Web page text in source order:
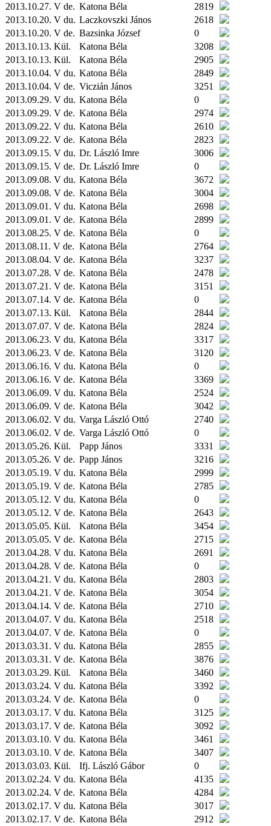
2013.10.27. V de. Katona Béla
2819
2013.10.20. V du. Laczkovszki János
2618
2013.10.20. V de. Bazsinka József
0
2013.10.13. Kül. Katona Béla
3208
2013.10.13. Kül. Katona Béla
2905
2013.10.04. V du. Katona Béla
2849
2013.10.04. V de. Viczián János
3251
2013.09.29. V du. Katona Béla
0
2013.09.29. V de. Katona Béla
2974
2013.09.22. V du. Katona Béla
2610
2013.09.22. V de. Katona Béla
2823
2013.09.15. V du. Dr. László Imre
3006
2013.09.15. V de. Dr. László Imre
0
2013.09.08. V du. Katona Béla
3672
2013.09.08. V de. Katona Béla
3004
2013.09.01. V du. Katona Béla
2698
2013.09.01. V de. Katona Béla
2899
2013.08.25. V de. Katona Béla
0
2013.08.11. V de. Katona Béla
2764
2013.08.04. V de. Katona Béla
3237
2013.07.28. V de. Katona Béla
2478
2013.07.21. V de. Katona Béla
3151
2013.07.14. V de. Katona Béla
0
2013.07.13. Kül. Katona Béla
2844
2013.07.07. V de. Katona Béla
2824
2013.06.23. V du. Katona Béla
3317
2013.06.23. V de. Katona Béla
3120
2013.06.16. V du. Katona Béla
0
2013.06.16. V de. Katona Béla
3369
2013.06.09. V du. Katona Béla
2524
2013.06.09. V de. Katona Béla
3042
2013.06.02. V du. Varga László Ottó
2740
2013.06.02. V de. Varga László Ottó
0
2013.05.26. Kül. Papp János
3331
2013.05.26. V de. Papp János
3216
2013.05.19. V du. Katona Béla
2999
2013.05.19. V de. Katona Béla
2785
2013.05.12. V du. Katona Béla
0
2013.05.12. V de. Katona Béla
2643
2013.05.05. Kül. Katona Béla
3454
2013.05.05. V de. Katona Béla
2715
2013.04.28. V du. Katona Béla
2691
2013.04.28. V de. Katona Béla
0
2013.04.21. V du. Katona Béla
2803
2013.04.21. V de. Katona Béla
3054
2013.04.14. V de. Katona Béla
2710
2013.04.07. V du. Katona Béla
2518
2013.04.07. V de. Katona Béla
0
2013.03.31. V du. Katona Béla
2855
2013.03.31. V de. Katona Béla
3876
2013.03.29. Kül. Katona Béla
3460
2013.03.24. V du. Katona Béla
3392
2013.03.24. V de. Katona Béla
0
2013.03.17. V du. Katona Béla
3125
2013.03.17. V de. Katona Béla
3092
2013.03.10. V du. Katona Béla
3461
2013.03.10. V de. Katona Béla
3407
2013.03.03. Kül. Ifj. László Gábor
0
2013.02.24. V du. Katona Béla
4135
2013.02.24. V de. Katona Béla
4284
2013.02.17. V du. Katona Béla
3017
2013.02.17. V de. Katona Béla
2912